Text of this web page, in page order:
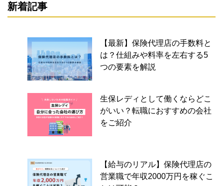
新着記事
【最新】保険代理店の手数料と
は？仕組みや料率を左右する5
つの要素を解説
生保レディとして働くならどこ
がいい？転職におすすめの会社
をご紹介
【給与のリアル】保険代理店の
営業職で年収2000万円を稼ぐこ